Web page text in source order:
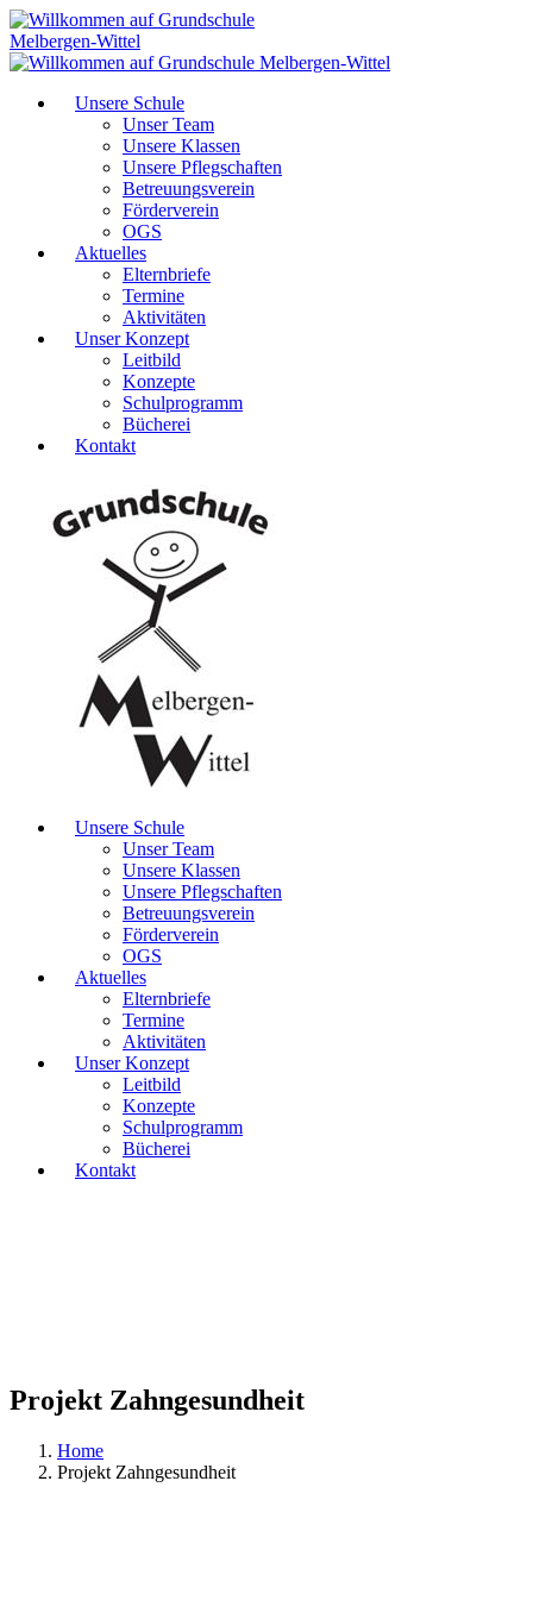
Unsere Schule
Unser Team
Unsere Klassen
Unsere Pflegschaften
Betreuungsverein
Förderverein
OGS
Aktuelles
Elternbriefe
Termine
Aktivitäten
Unser Konzept
Leitbild
Konzepte
Schulprogramm
Bücherei
Kontakt
Unsere Schule
Unser Team
Unsere Klassen
Unsere Pflegschaften
Betreuungsverein
Förderverein
OGS
Aktuelles
Elternbriefe
Termine
Aktivitäten
Unser Konzept
Leitbild
Konzepte
Schulprogramm
Bücherei
Kontakt
Projekt Zahngesundheit
Home
Projekt Zahngesundheit